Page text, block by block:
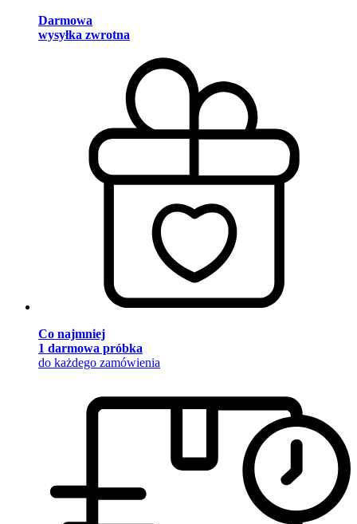
Darmowa
wysyłka zwrotna
Co najmniej
1 darmowa próbka
do każdego zamówienia